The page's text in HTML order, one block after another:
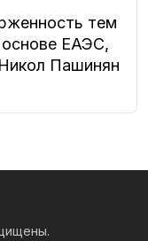
тем
ЕАЭС,
Пашинян